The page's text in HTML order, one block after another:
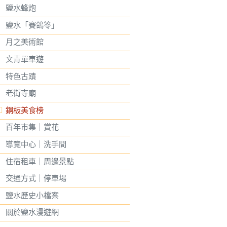
鹽水蜂炮
鹽水「賽鴿笭」
月之美術館
文青單車遊
特色古蹟
老街寺廟
銅板美食榜
百年市集｜賞花
導覽中心｜洗手間
住宿租車｜周邊景點
交通方式｜停車場
鹽水歷史小檔案
關於鹽水漫遊網